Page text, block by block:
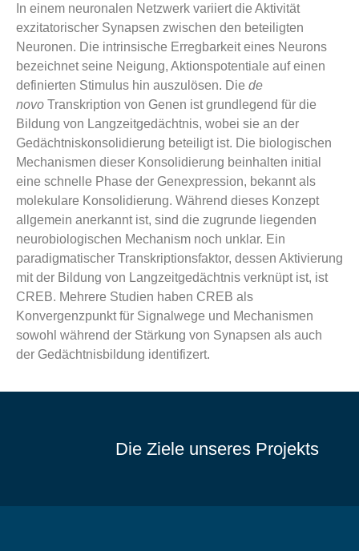
In einem neuronalen Netzwerk variiert die Aktivität
exzitatorischer Synapsen zwischen den beteiligten
Neuronen. Die intrinsische Erregbarkeit eines Neurons
bezeichnet seine Neigung, Aktionspotentiale auf einen
definierten Stimulus hin auszulösen. Die de
novo Transkription von Genen ist grundlegend für die
Bildung von Langzeitgedächtnis, wobei sie an der
Gedächtniskonsolidierung beteiligt ist. Die biologischen
Mechanismen dieser Konsolidierung beinhalten initial
eine schnelle Phase der Genexpression, bekannt als
molekulare Konsolidierung. Während dieses Konzept
allgemein anerkannt ist, sind die zugrunde liegenden
neurobiologischen Mechanism noch unklar. Ein
paradigmatischer Transkriptionsfaktor, dessen Aktivierung
mit der Bildung von Langzeitgedächtnis verknüpt ist, ist
CREB. Mehrere Studien haben CREB als
Konvergenzpunkt für Signalwege und Mechanismen
sowohl während der Stärkung von Synapsen als auch
der Gedächtnisbildung identifizert.
Die Ziele unseres Projekts